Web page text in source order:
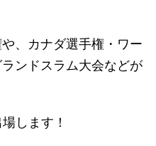
、カナダ選手権・ワー
ンドスラム大会などが
します！